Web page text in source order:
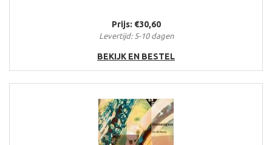
Prijs: €30,60
Levertijd: 5-10 dagen
BEKIJK EN BESTEL